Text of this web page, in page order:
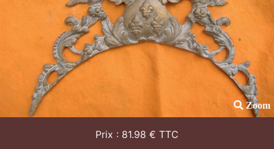
Zoom
Prix : 81.98 € TTC